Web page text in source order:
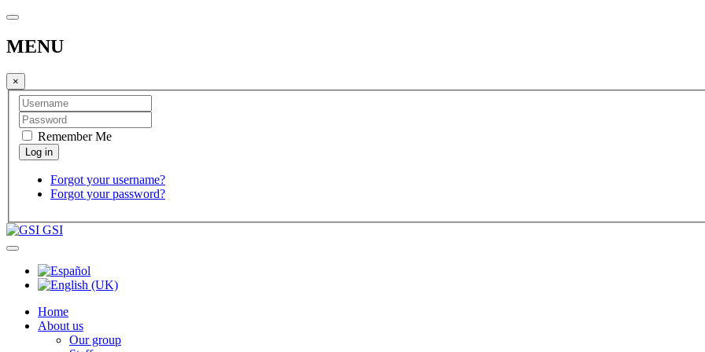
MENU
×
Remember Me
Forgot your username?
Forgot your password?
GSI
Home
About us
Our group